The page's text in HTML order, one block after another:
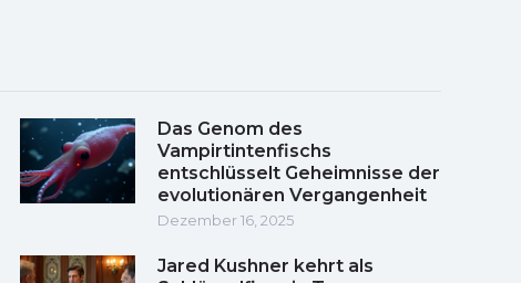
Das Genom des
Vampirtintenfischs
entschlüsselt Geheimnisse der
evolutionären Vergangenheit
Dezember 16, 2025
Jared Kushner kehrt als